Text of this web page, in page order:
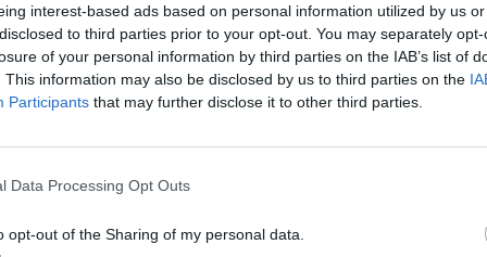
interest-based ads based on personal information utilized by us
to third parties prior to your opt-out. You may separately
of your personal information by third parties on the IAB’s list of
This information may also be disclosed by us to third parties on the
Participants that may further disclose it to other third parties.
Data Processing Opt Outs
opt-out of the Sharing of my personal data.
της διατροφής σας, καθώς τα
τρόφιμα μπορούν να προκαλέσουν [πόθο]
από το gosmokefree.co.uk
υπερβολικά ζαχαρούχα τρόφιμα
να δημιουργήσετε εθισμό στη
να αποφεύγονται, καθώς μπορούν